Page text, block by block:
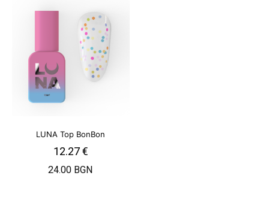
LUNA Top BonBon
12.27€
24.00 BGN